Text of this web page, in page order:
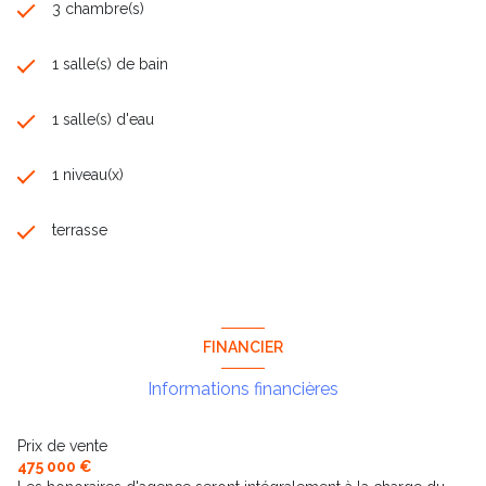
3 chambre(s)
1 salle(s) de bain
1 salle(s) d'eau
1 niveau(x)
terrasse
FINANCIER
Informations financières
Prix de vente
475 000 €